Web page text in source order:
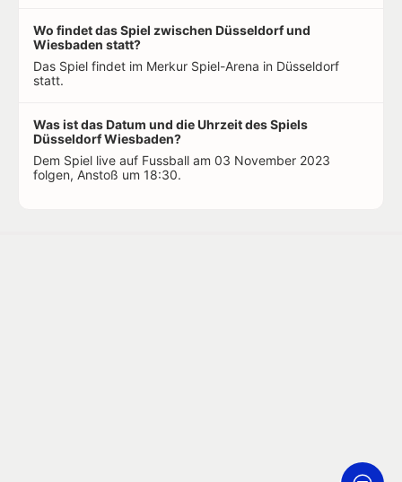
Wo findet das Spiel zwischen Düsseldorf und
Wiesbaden statt?
Das Spiel findet im Merkur Spiel-Arena in Düsseldorf
statt.
Was ist das Datum und die Uhrzeit des Spiels
Düsseldorf Wiesbaden?
Dem Spiel live auf Fussball am 03 November 2023
folgen, Anstoß um 18:30.